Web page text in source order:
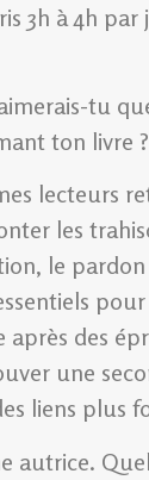
3h à 4h
tu
ton livre ?
lecteurs
les
le
après des
une
liens plus
autrice.